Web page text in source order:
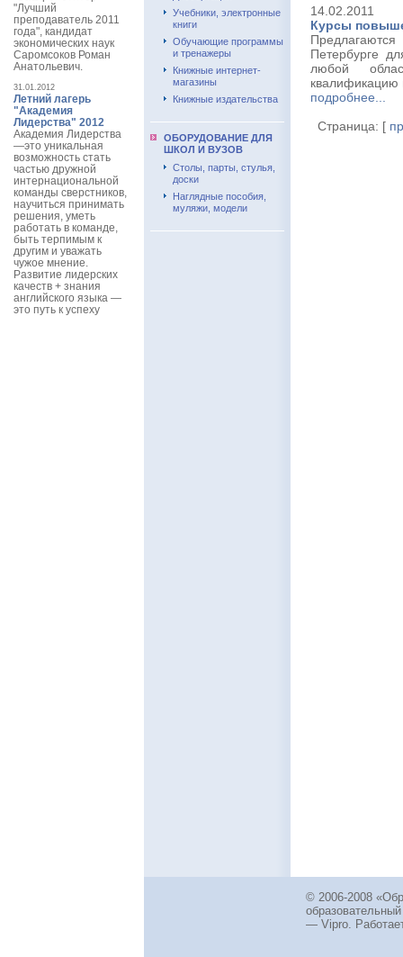
14.02.2011
Курсы
Петербурге
любой
квалификацию
подробнее...
Страница: [
Учебники, электронные
книги
Обучающие программы
и тренажеры
Книжные интернет-
магазины
Книжные издательства
ОБОРУДОВАНИЕ ДЛЯ
ШКОЛ И ВУЗОВ
Столы, парты, стулья,
доски
Наглядные пособия,
муляжи, модели
"Лучший
преподаватель 2011
года", кандидат
экономических наук
Саромсоков Роман
Анатольевич.
31.01.2012
Летний лагерь
"Академия
Лидерства" 2012
Академия Лидерства
—это уникальная
возможность стать
частью дружной
интернациональной
команды сверстников,
научиться принимать
решения, уметь
работать в команде,
быть терпимым к
другим и уважать
чужое мнение.
Развитие лидерских
качеств + знания
английского языка —
это путь к успеху
© 2006-2008
— Vipro.